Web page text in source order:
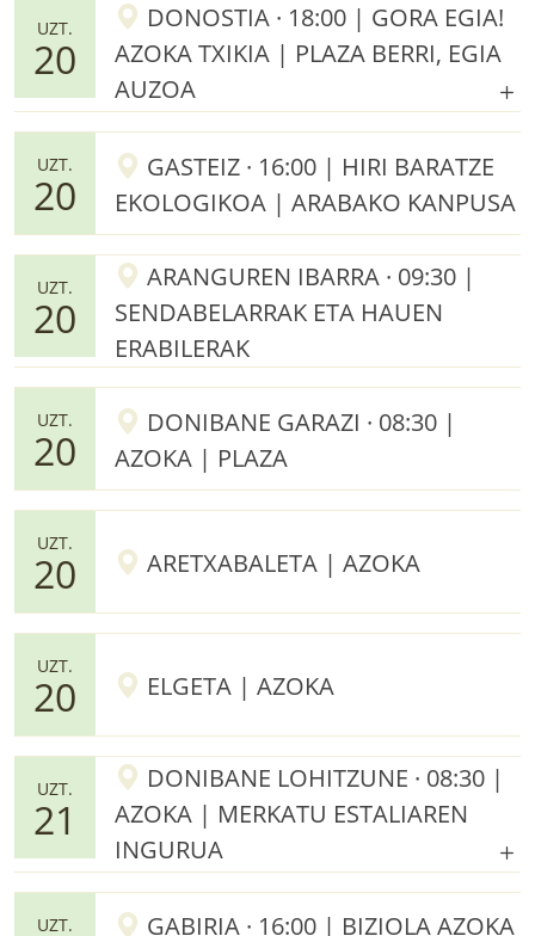
UZT.
20
DONOSTIA · 18:00 | GORA EGIA!
AZOKA TXIKIA | PLAZA BERRI, EGIA
AUZOA
UZT.
20
GASTEIZ · 16:00 | HIRI BARATZE
EKOLOGIKOA | ARABAKO KANPUSA
UZT.
20
ARANGUREN IBARRA · 09:30 |
SENDABELARRAK ETA HAUEN
ERABILERAK
UZT.
20
DONIBANE GARAZI · 08:30 |
AZOKA | PLAZA
UZT.
20 ARETXABALETA | AZOKA
UZT.
20 ELGETA | AZOKA
UZT.
21
DONIBANE LOHITZUNE · 08:30 |
AZOKA | MERKATU ESTALIAREN
INGURUA
UZT. GABIRIA · 16:00 | BIZIOLA AZOKA